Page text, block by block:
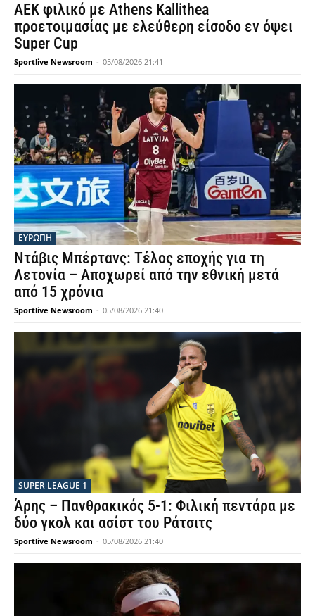
AEK φιλικό με Athens Kallithea
προετοιμασίας με ελεύθερη είσοδο εν όψει
Super Cup
Sportlive Newsroom - 05/08/2026 21:41
ΕΥΡΩΠΗ
Ντάβις Μπέρτανς: Τέλος εποχής για τη
Λετονία – Αποχωρεί από την εθνική μετά
από 15 χρόνια
Sportlive Newsroom - 05/08/2026 21:40
SUPER LEAGUE 1
Άρης – Πανθρακικός 5-1: Φιλική πεντάρα με
δύο γκολ και ασίστ του Ράτσιτς
Sportlive Newsroom - 05/08/2026 21:40